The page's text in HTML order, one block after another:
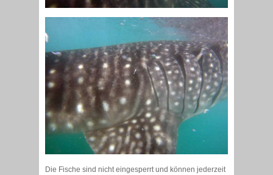
Die Fische sind nicht eingesperrt und können jederzeit